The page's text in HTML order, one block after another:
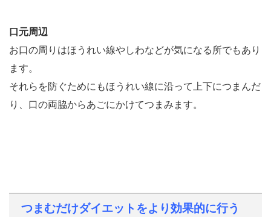
口元周辺
お口の周りはほうれい線やしわなどが気になる所でもあり
ます。
それらを防ぐためにもほうれい線に沿って上下につまんだ
り、口の両脇からあごにかけてつまみます。
つまむだけダイエットをより効果的に行う